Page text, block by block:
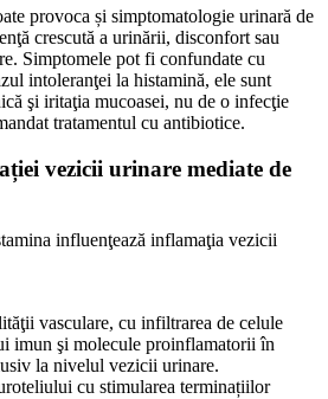
provoca și simptomatologie urinară de
crescută a urinării, disconfort sau
Simptomele pot fi confundate cu
intoleranţei la histamină, ele sunt
şi iritaţia mucoasei, nu de o infecţie
tratamentul cu antibiotice.
vezicii urinare mediate de
influenţează inflamaţia vezicii
vasculare, cu infiltrarea de celule
imun şi molecule proinflamatorii în
la nivelul vezicii urinare.
cu stimularea terminațiilor